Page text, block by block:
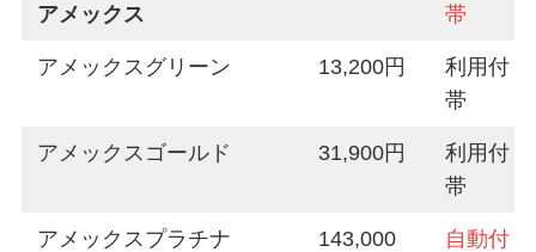
アメックス
帯
アメックスグリーン 13,200円
利用付
帯
アメックスゴールド 31,900円
利用付
帯
アメックスプラチナ
143,000
自動付